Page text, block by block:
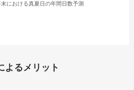
における真夏日の年間日数予測
よるメリット